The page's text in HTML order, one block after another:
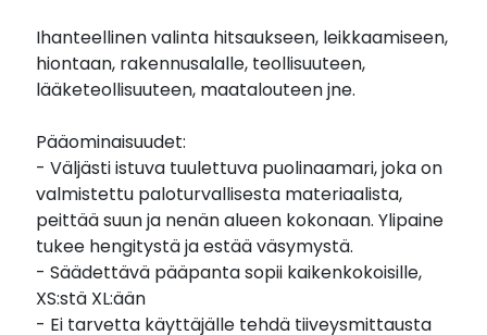
Ihanteellinen valinta hitsaukseen, leikkaamiseen,
hiontaan, rakennusalalle, teollisuuteen,
lääketeollisuuteen, maatalouteen jne.
Pääominaisuudet:
- Väljästi istuva tuulettuva puolinaamari, joka on
valmistettu paloturvallisesta materiaalista,
peittää suun ja nenän alueen kokonaan. Ylipaine
tukee hengitystä ja estää väsymystä.
- Säädettävä pääpanta sopii kaikenkokoisille,
XS:stä XL:ään
- Ei tarvetta käyttäjälle tehdä tiiveysmittausta